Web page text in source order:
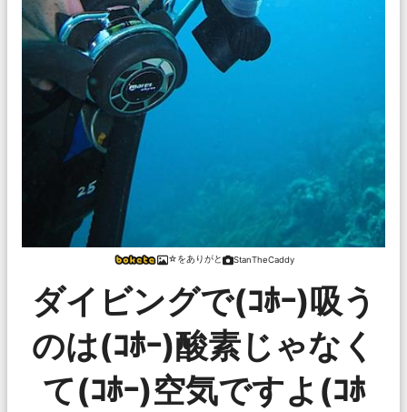
☆をありがと StanTheCaddy
ダイビングで(ｺﾎｰ)吸う
のは(ｺﾎｰ)酸素じゃなく
て(ｺﾎｰ)空気ですよ(ｺﾎ